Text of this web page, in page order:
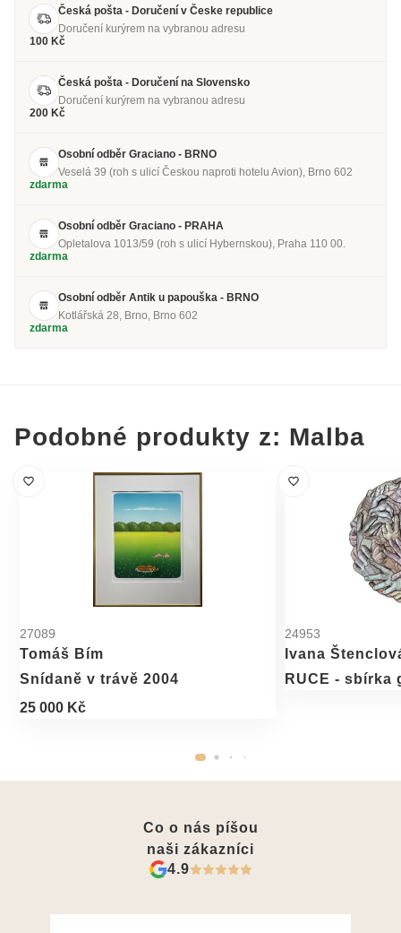
Česká pošta - Doručení v Česke republice
Doručení kurýrem na vybranou adresu
100 Kč
Česká pošta - Doručení na Slovensko
Doručení kurýrem na vybranou adresu
200 Kč
Osobní odběr Graciano - BRNO
Veselá 39 (roh s ulicí Českou naproti hotelu Avion), Brno 602
zdarma
Osobní odběr Graciano - PRAHA
Opletalova 1013/59 (roh s ulicí Hybernskou), Praha 110 00.
zdarma
Osobní odběr Antik u papouška - BRNO
Kotlářská 28, Brno, Brno 602
zdarma
Podobné produkty z: Malba
27089
Tomáš Bím
Snídaně v trávě 2004
25 000 Kč
24953
Ivana
RUCE - sbírka
Co o nás píšou
naši zákazníci
4.9